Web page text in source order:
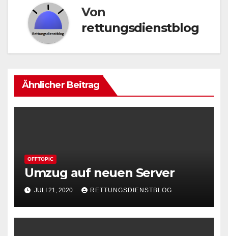
Von
rettungsdienstblog
Ähnlicher Beitrag
OFFTOPIC
Umzug auf neuen Server
JULI 21, 2020 RETTUNGSDIENSTBLOG